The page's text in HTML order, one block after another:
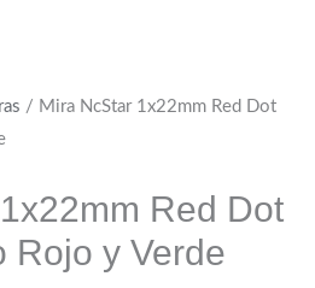
/ Mira NcStar 1x22mm Red Dot
Red Dot
Rojo y Verde